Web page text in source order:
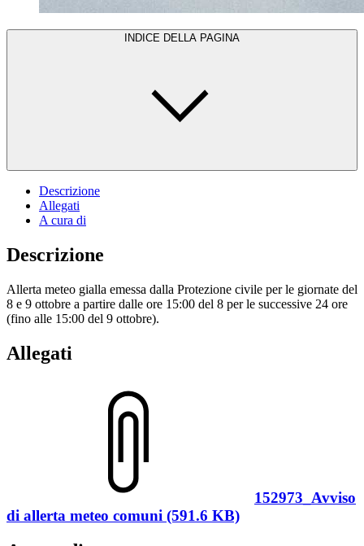
INDICE DELLA PAGINA
Descrizione
Allegati
A cura di
Descrizione
Allerta meteo gialla emessa dalla Protezione civile per le giornate del
8 e 9 ottobre a partire dalle ore 15:00 del 8 per le successive 24 ore
(fino alle 15:00 del 9 ottobre).
Allegati
152973_Avviso
di allerta meteo comuni (591.6 KB)